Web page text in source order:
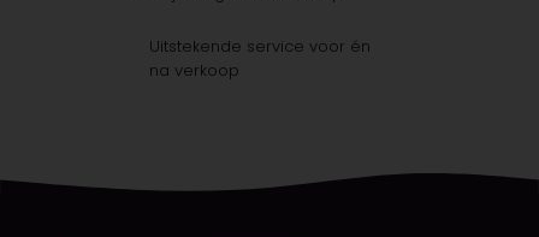
Uitstekende service voor én
na verkoop